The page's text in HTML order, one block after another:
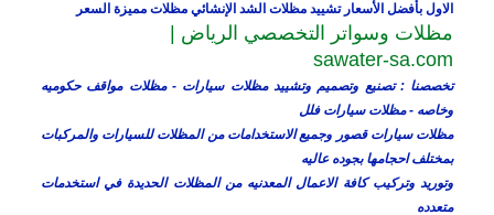
الاول بأفضل الأسعار تشييد مظلات الشد الإنشائي مظلات مميزة السعر
مظلات وسواتر التخصصي الرياض |
sawater-sa.com
تخصصنا : تصنيع وتصميم وتشييد مظلات سيارات - مظلات مواقف حكوميه
وخاصه - مظلات سيارات فلل
مظلات سيارات قصور وجميع الاستخدامات من المظلات للسيارات والمركبات
بمختلف احجامها بجوده عاليه
وتوريد وتركيب كافة الاعمال المعدنيه من المظلات الحديدة في استخدمات
متعدده